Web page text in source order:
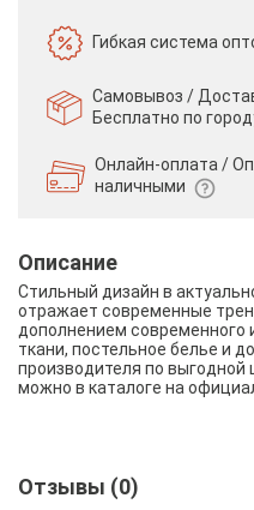
Гибкая система
Самовывоз /
Бесплатно по
Онлайн-оплата /
наличными
Описание
Стильный дизайн в
отражает современные
дополнением современного
ткани, постельное белье и
производителя по выгодной
можно в каталоге на
Отзывы (0)